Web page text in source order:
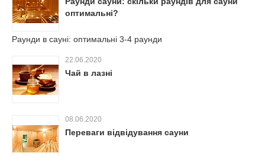
оптимальні?
Раунди в сауні: оптимальні 3-4 раунди
22.06.2020
Чай в лазні
08.06.2020
Переваги відвідування сауни